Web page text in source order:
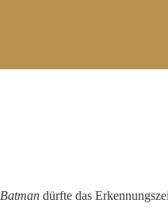
Batman dürfte das